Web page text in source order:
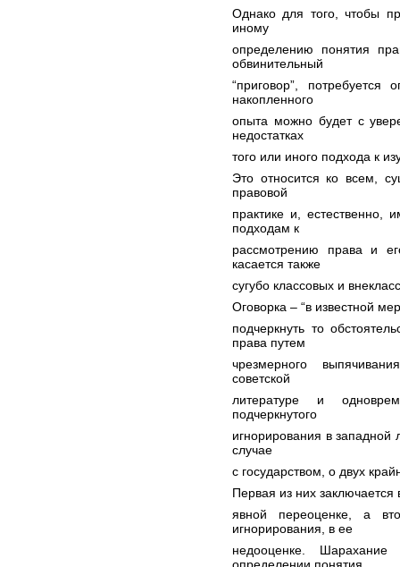
Однако для того, чтобы
иному
определению понятия
обвинительный
“приговор”,
накопленного
опыта можно будет с
недостатках
того или иного подхода к
Это относится ко всем,
правовой
практике и, естественно,
подходам к
рассмотрению права и
касается также
сугубо классовых и
Оговорка – “в известной
подчеркнуть то
права путем
чрезмерного
советской
литературе и
подчеркнутого
игнорирования в западной
случае
с государством, о двух
Первая из них заключается
явной переоценке, а
игнорирования, в ее
недооценке.